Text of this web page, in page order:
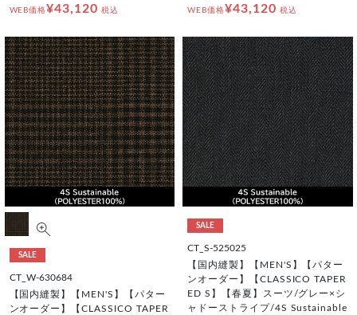
WEB価格¥43,120 税込 WEB価格¥43,120 税込
SALE
CT_W-630684
【国内縫製】【MEN'S】【パター
ンオーダー】【CLASSICO TAPER
SALE
CT_S-525025
【国内縫製】【MEN'S】【パター
ンオーダー】【CLASSICO TAPER
ED S】【春夏】スーツ/グレー×シ
ャドーストライプ/4S Sustainable